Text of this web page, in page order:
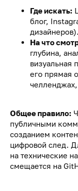
Где искать:
блог,
дизайнеров).
На что
глубина,
визуальная
его прямая
Общее правило:
публичными
созданием
цифровой след.
на технические
смещается на